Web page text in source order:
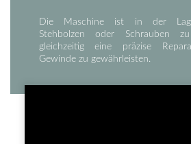
Die Maschine ist in der
Stehbolzen oder Schrauben
gleichzeitig eine präzise
Gewinde zu gewährleisten.